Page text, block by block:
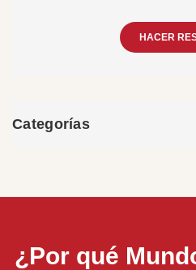
HACER
Categorías
¿Por qué